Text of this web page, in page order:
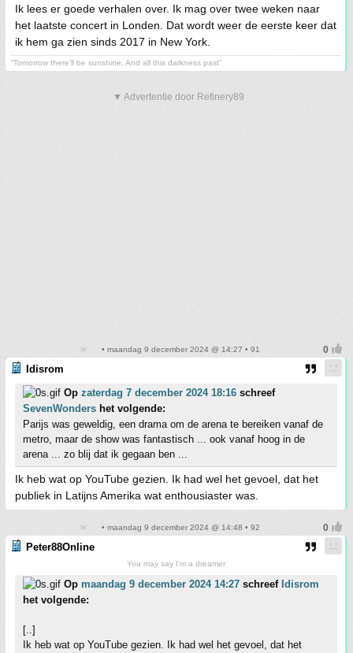
Ik lees er goede verhalen over. Ik mag over twee weken naar
het laatste concert in Londen. Dat wordt weer de eerste keer dat
ik hem ga zien sinds 2017 in New York.
“Tomorrow there’ll be sunshine, And all this darkness past”
▼ Advertentie door Refinery89
• maandag 9 december 2024 @ 14:27 • 91
Idisrom
Op zaterdag 7 december 2024 18:16 schreef
SevenWonders het volgende:
Parijs was geweldig, een drama om de arena te bereiken vanaf de
metro, maar de show was fantastisch ... ook vanaf hoog in de
arena ... zo blij dat ik gegaan ben ...
Ik heb wat op YouTube gezien. Ik had wel het gevoel, dat het
publiek in Latijns Amerika wat enthousiaster was.
• maandag 9 december 2024 @ 14:48 • 92
Peter88Online
You may say I'm a dreamer
Op maandag 9 december 2024 14:27 schreef Idisrom
het volgende:
[..]
Ik heb wat op YouTube gezien. Ik had wel het gevoel, dat het